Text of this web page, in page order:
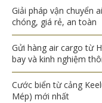
Giải pháp vận chuyển
chóng, giá rẻ, an toàn
Gửi hàng air cargo từ
bay và kinh nghiệm
Cước biển từ cảng
Mép) mới nhất